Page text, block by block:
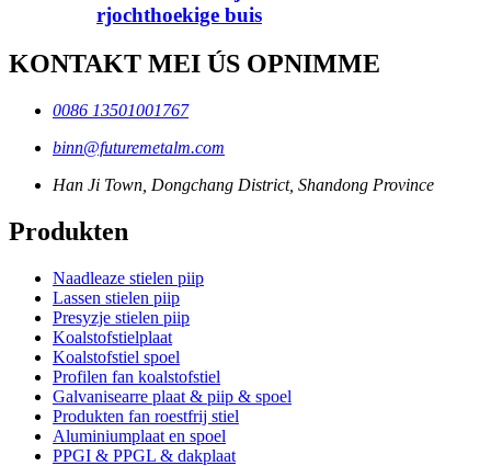
rjochthoekige buis
KONTAKT MEI ÚS OPNIMME
0086 13501001767
binn@futuremetalm.com
Han Ji Town, Dongchang District, Shandong Province
Produkten
Naadleaze stielen piip
Lassen stielen piip
Presyzje stielen piip
Koalstofstielplaat
Koalstofstiel spoel
Profilen fan koalstofstiel
Galvanisearre plaat & piip & spoel
Produkten fan roestfrij stiel
Aluminiumplaat en spoel
PPGI & PPGL & dakplaat